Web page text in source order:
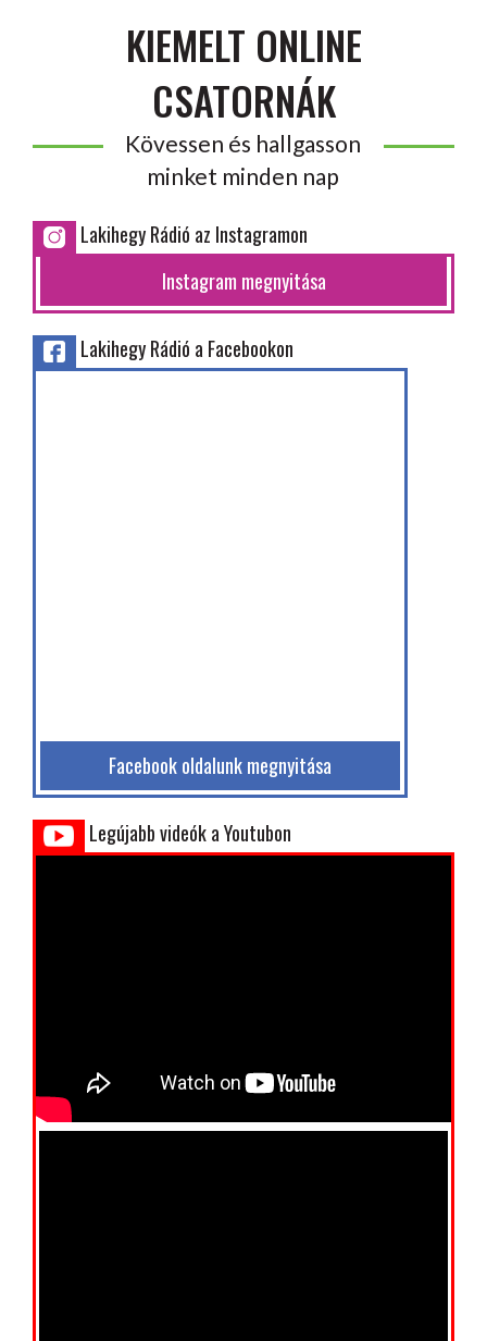
KIEMELT ONLINE
CSATORNÁK
Kövessen és hallgasson
minket minden nap
Lakihegy Rádió az Instagramon
Instagram megnyitása
Lakihegy Rádió a Facebookon
Facebook oldalunk megnyitása
Legújabb videók a Youtubon